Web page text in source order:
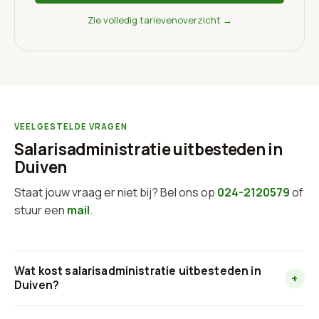
Zie volledig tarievenoverzicht →
VEELGESTELDE VRAGEN
Salarisadministratie uitbesteden in
Duiven
Staat jouw vraag er niet bij? Bel ons op 024-2120579of
stuur een mail.
Wat kost salarisadministratie uitbesteden in
Duiven?
+